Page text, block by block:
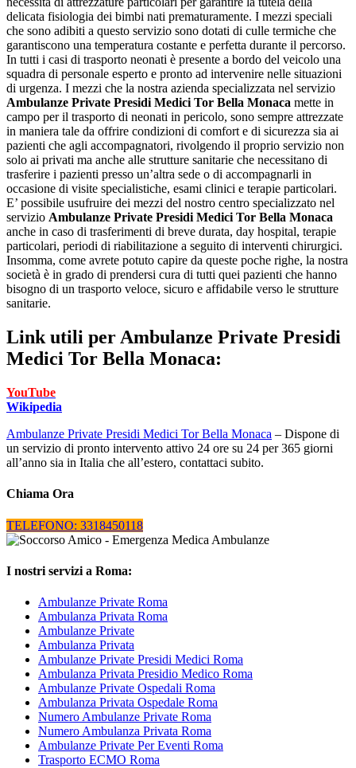
delicata fisiologia dei bimbi nati prematuramente. I mezzi speciali
che sono adibiti a questo servizio sono dotati di culle termiche che
garantiscono una temperatura costante e perfetta durante il percorso.
In tutti i casi di trasporto neonati è presente a bordo del veicolo una
squadra di personale esperto e pronto ad intervenire nelle situazioni
di urgenza. I mezzi che la nostra azienda specializzata nel servizio
Ambulanze Private Presidi Medici Tor Bella Monaca mette in
campo per il trasporto di neonati in pericolo, sono sempre attrezzate
in maniera tale da offrire condizioni di comfort e di sicurezza sia ai
pazienti che agli accompagnatori, rivolgendo il proprio servizio non
solo ai privati ma anche alle strutture sanitarie che necessitano di
trasferire i pazienti presso un’altra sede o di accompagnarli in
occasione di visite specialistiche, esami clinici e terapie particolari.
E’ possibile usufruire dei mezzi del nostro centro specializzato nel
servizio Ambulanze Private Presidi Medici Tor Bella Monaca
anche in caso di trasferimenti di breve durata, day hospital, terapie
particolari, periodi di riabilitazione a seguito di interventi chirurgici.
Insomma, come avrete potuto capire da queste poche righe, la nostra
società è in grado di prendersi cura di tutti quei pazienti che hanno
bisogno di un trasporto veloce, sicuro e affidabile verso le strutture
sanitarie.
Link utili per Ambulanze Private Presidi
Medici Tor Bella Monaca:
YouTube
Wikipedia
Ambulanze Private Presidi Medici Tor Bella Monaca – Dispone di
un servizio di pronto intervento attivo 24 ore su 24 per 365 giorni
all’anno sia in Italia che all’estero, contattaci subito.
Chiama Ora
TELEFONO: 3318450118
I nostri servizi a Roma:
Ambulanze Private Roma
Ambulanza Privata Roma
Ambulanze Private
Ambulanza Privata
Ambulanze Private Presidi Medici Roma
Ambulanza Privata Presidio Medico Roma
Ambulanze Private Ospedali Roma
Ambulanza Privata Ospedale Roma
Numero Ambulanze Private Roma
Numero Ambulanza Privata Roma
Ambulanze Private Per Eventi Roma
Trasporto ECMO Roma